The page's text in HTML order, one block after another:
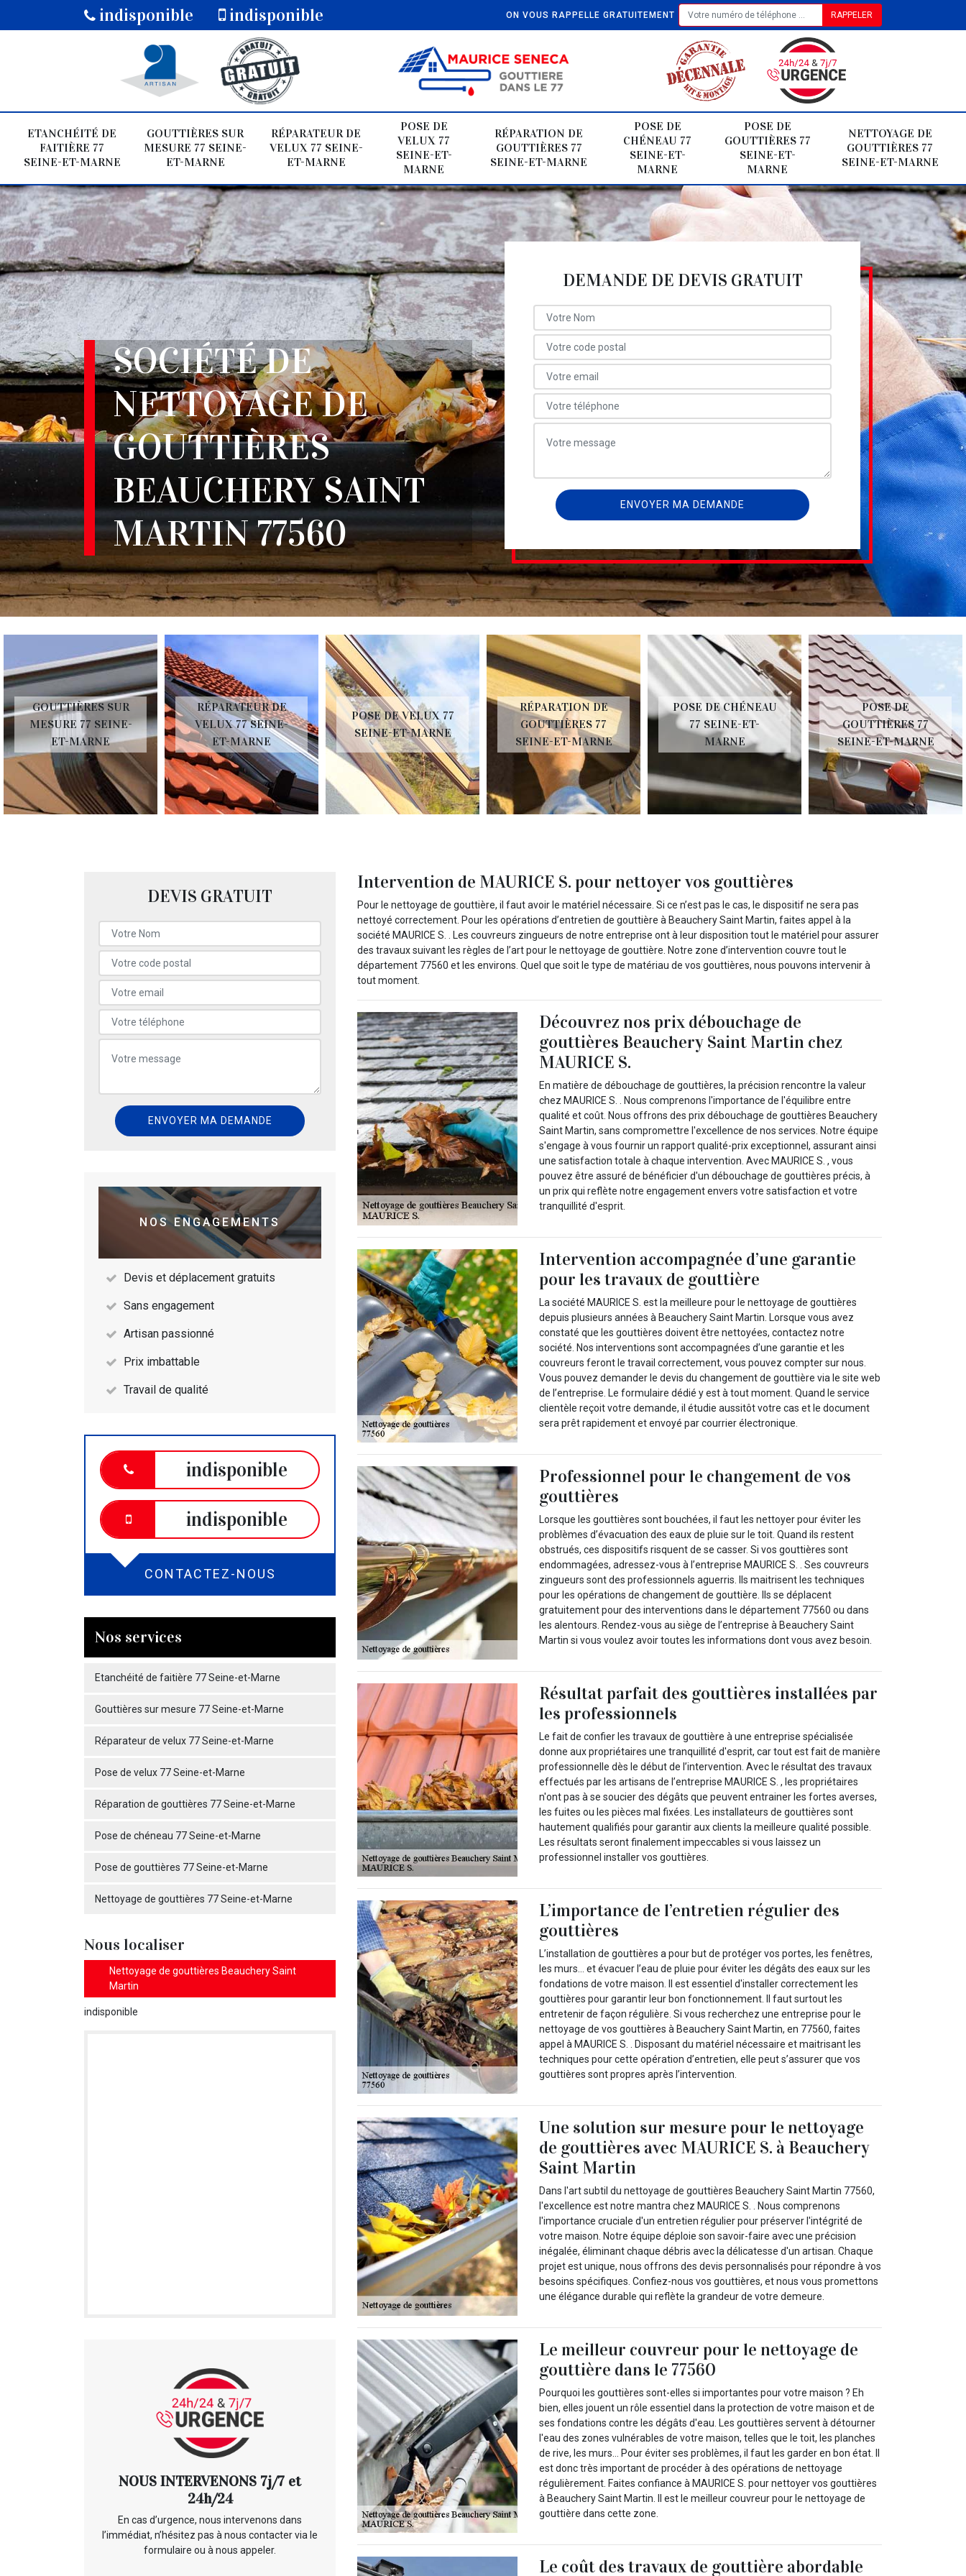
indisponible indisponible ON VOUS RAPPELLE GRATUITEMENT
ETANCHÉITÉ DE
FAITIÈRE 77
SEINE-ET-MARNE
GOUTTIÈRES SUR
MESURE 77 SEINE-
ET-MARNE
RÉPARATEUR DE
VELUX 77 SEINE-
ET-MARNE
POSE DE
VELUX 77
SEINE-ET-
MARNE
RÉPARATION DE
GOUTTIÈRES 77
SEINE-ET-MARNE
POSE DE
CHÉNEAU 77
SEINE-ET-
MARNE
POSE DE
GOUTTIÈRES 77
SEINE-ET-
MARNE
NETTOYAGE DE
GOUTTIÈRES 77
SEINE-ET-MARNE
SOCIÉTÉ DE
NETTOYAGE DE
GOUTTIÈRES
BEAUCHERY SAINT
MARTIN 77560
DEMANDE DE DEVIS GRATUIT
GOUTTIÈRES SUR
MESURE 77 SEINE-
ET-MARNE
RÉPARATEUR DE
VELUX 77 SEINE-
ET-MARNE
POSE DE VELUX 77
SEINE-ET-MARNE
RÉPARATION DE
GOUTTIÈRES 77
SEINE-ET-MARNE
POSE DE CHÉNEAU
77 SEINE-ET-
MARNE
POSE DE
GOUTTIÈRES 77
SEINE-ET-MARNE
DEVIS GRATUIT
NOS ENGAGEMENTS
Devis et déplacement gratuits
Sans engagement
Artisan passionné
Prix imbattable
Travail de qualité
indisponible
indisponible
CONTACTEZ-NOUS
Nos services
Etanchéité de faitière 77 Seine-et-Marne
Gouttières sur mesure 77 Seine-et-Marne
Réparateur de velux 77 Seine-et-Marne
Pose de velux 77 Seine-et-Marne
Réparation de gouttières 77 Seine-et-Marne
Pose de chéneau 77 Seine-et-Marne
Pose de gouttières 77 Seine-et-Marne
Nettoyage de gouttières 77 Seine-et-Marne
Nous localiser
Nettoyage de gouttières Beauchery Saint
Martin
indisponible
NOUS INTERVENONS 7j/7 et
24h/24
En cas d’urgence, nous intervenons dans
l’immédiat, n’hésitez pas à nous contacter via le
formulaire ou à nous appeler.
Intervention de MAURICE S. pour nettoyer vos gouttières
Pour le nettoyage de gouttière, il faut avoir le matériel nécessaire. Si ce n’est pas le cas, le dispositif ne sera pas
nettoyé correctement. Pour les opérations d’entretien de gouttière à Beauchery Saint Martin, faites appel à la
société MAURICE S. . Les couvreurs zingueurs de notre entreprise ont à leur disposition tout le matériel pour assurer
des travaux suivant les règles de l’art pour le nettoyage de gouttière. Notre zone d’intervention couvre tout le
département 77560 et les environs. Quel que soit le type de matériau de vos gouttières, nous pouvons intervenir à
tout moment.
Découvrez nos prix débouchage de
gouttières Beauchery Saint Martin chez
MAURICE S.
En matière de débouchage de gouttières, la précision rencontre la valeur
chez MAURICE S. . Nous comprenons l'importance de l'équilibre entre
qualité et coût. Nous offrons des prix débouchage de gouttières Beauchery
Saint Martin, sans compromettre l'excellence de nos services. Notre équipe
s'engage à vous fournir un rapport qualité-prix exceptionnel, assurant ainsi
une satisfaction totale à chaque intervention. Avec MAURICE S. , vous
pouvez être assuré de bénéficier d'un débouchage de gouttières précis, à
un prix qui reflète notre engagement envers votre satisfaction et votre
tranquillité d'esprit.
Intervention accompagnée d’une garantie
pour les travaux de gouttière
La société MAURICE S. est la meilleure pour le nettoyage de gouttières
depuis plusieurs années à Beauchery Saint Martin. Lorsque vous avez
constaté que les gouttières doivent être nettoyées, contactez notre
société. Nos interventions sont accompagnées d’une garantie et les
couvreurs feront le travail correctement, vous pouvez compter sur nous.
Vous pouvez demander le devis du changement de gouttière via le site web
de l’entreprise. Le formulaire dédié y est à tout moment. Quand le service
clientèle reçoit votre demande, il étudie aussitôt votre cas et le document
sera prêt rapidement et envoyé par courrier électronique.
Professionnel pour le changement de vos
gouttières
Lorsque les gouttières sont bouchées, il faut les nettoyer pour éviter les
problèmes d’évacuation des eaux de pluie sur le toit. Quand ils restent
obstrués, ces dispositifs risquent de se casser. Si vos gouttières sont
endommagées, adressez-vous à l’entreprise MAURICE S. . Ses couvreurs
zingueurs sont des professionnels aguerris. Ils maitrisent les techniques
pour les opérations de changement de gouttière. Ils se déplacent
gratuitement pour des interventions dans le département 77560 ou dans
les alentours. Rendez-vous au siège de l’entreprise à Beauchery Saint
Martin si vous voulez avoir toutes les informations dont vous avez besoin.
Résultat parfait des gouttières installées par
les professionnels
Le fait de confier les travaux de gouttière à une entreprise spécialisée
donne aux propriétaires une tranquillité d'esprit, car tout est fait de manière
professionnelle dès le début de l’intervention. Avec le résultat des travaux
effectués par les artisans de l’entreprise MAURICE S. , les propriétaires
n'ont pas à se soucier des dégâts que peuvent entrainer les fortes averses,
les fuites ou les pièces mal fixées. Les installateurs de gouttières sont
hautement qualifiés pour garantir aux clients la meilleure qualité possible.
Les résultats seront finalement impeccables si vous laissez un
professionnel installer vos gouttières.
L’importance de l’entretien régulier des
gouttières
L’installation de gouttières a pour but de protéger vos portes, les fenêtres,
les murs… et évacuer l’eau de pluie pour éviter les dégâts des eaux sur les
fondations de votre maison. Il est essentiel d'installer correctement les
gouttières pour garantir leur bon fonctionnement. Il faut surtout les
entretenir de façon régulière. Si vous recherchez une entreprise pour le
nettoyage de vos gouttières à Beauchery Saint Martin, en 77560, faites
appel à MAURICE S. . Disposant du matériel nécessaire et maitrisant les
techniques pour cette opération d’entretien, elle peut s’assurer que vos
gouttières sont propres après l’intervention.
Une solution sur mesure pour le nettoyage
de gouttières avec MAURICE S. à Beauchery
Saint Martin
Dans l'art subtil du nettoyage de gouttières Beauchery Saint Martin 77560,
l'excellence est notre mantra chez MAURICE S. . Nous comprenons
l'importance cruciale d'un entretien régulier pour préserver l'intégrité de
votre maison. Notre équipe déploie son savoir-faire avec une précision
inégalée, éliminant chaque débris avec la délicatesse d'un artisan. Chaque
projet est unique, nous offrons des devis personnalisés pour répondre à vos
besoins spécifiques. Confiez-nous vos gouttières, et nous vous promettons
une élégance durable qui reflète la grandeur de votre demeure.
Le meilleur couvreur pour le nettoyage de
gouttière dans le 77560
Pourquoi les gouttières sont-elles si importantes pour votre maison ? Eh
bien, elles jouent un rôle essentiel dans la protection de votre maison et de
ses fondations contre les dégâts d'eau. Les gouttières servent à détourner
l'eau des zones vulnérables de votre maison, telles que le toit, les planches
de rive, les murs… Pour éviter ses problèmes, il faut les garder en bon état. Il
est donc très important de procéder à des opérations de nettoyage
régulièrement. Faites confiance à MAURICE S. pour nettoyer vos gouttières
à Beauchery Saint Martin. Il est le meilleur couvreur pour le nettoyage de
gouttière dans cette zone.
Le coût des travaux de gouttière abordable